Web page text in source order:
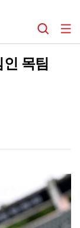
인 목팀